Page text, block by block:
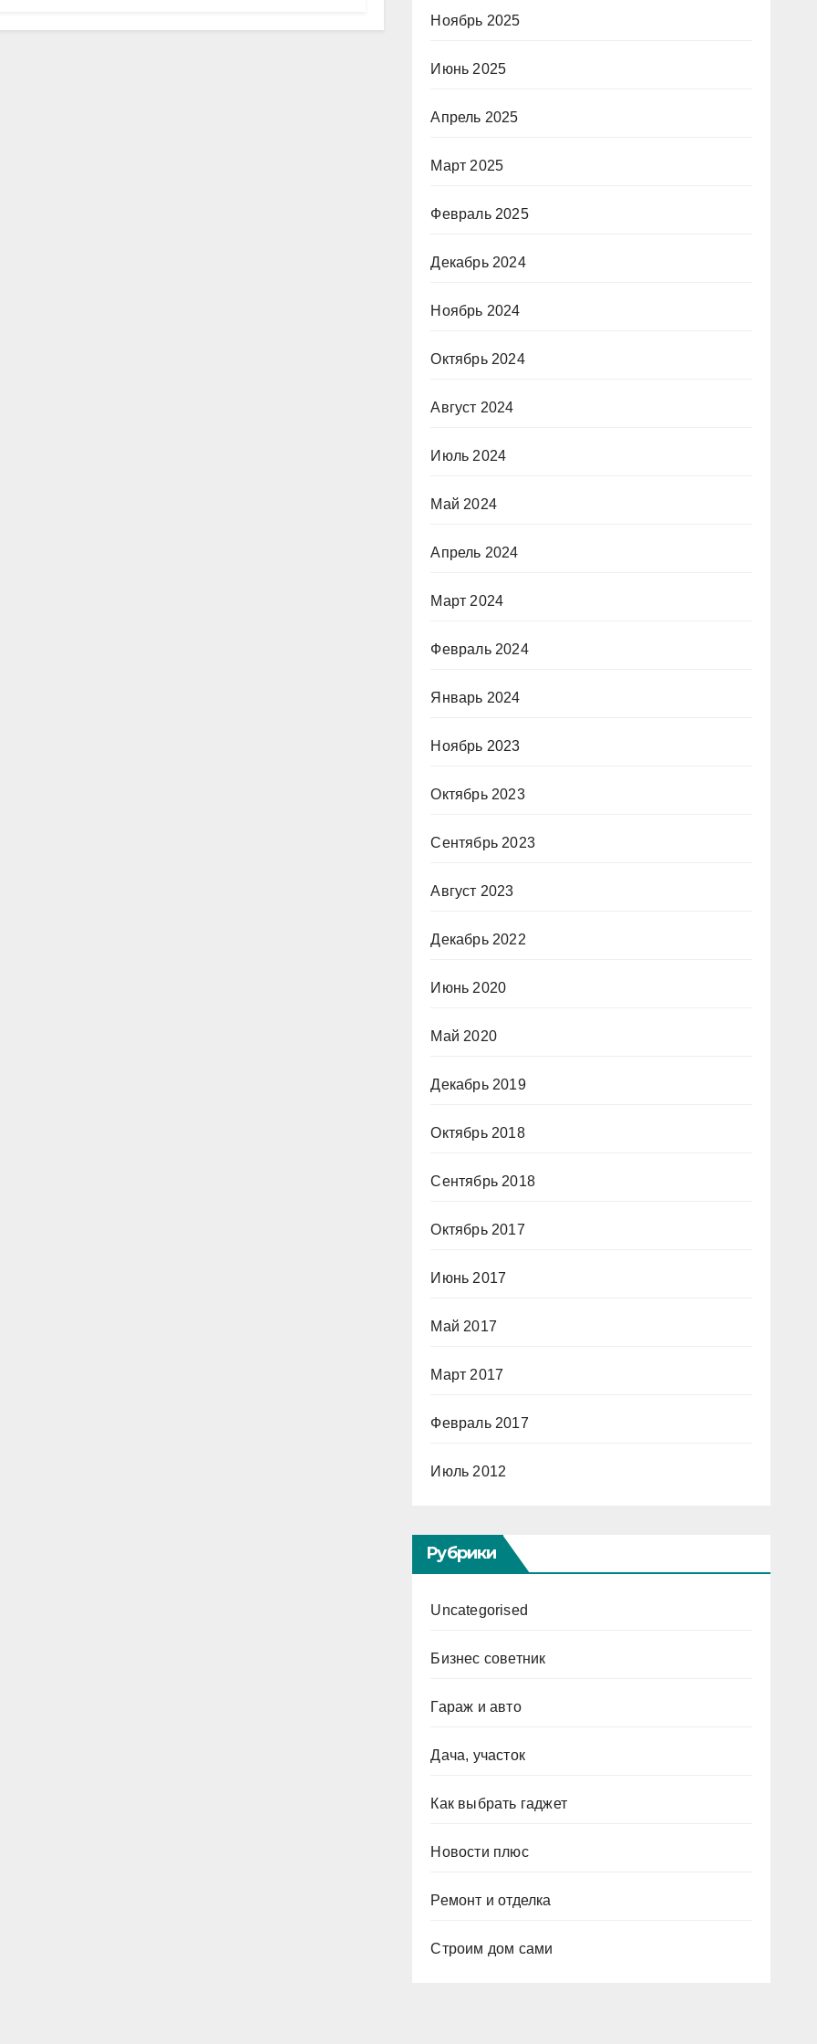
Ноябрь 2025
Июнь 2025
Апрель 2025
Март 2025
Февраль 2025
Декабрь 2024
Ноябрь 2024
Октябрь 2024
Август 2024
Июль 2024
Май 2024
Апрель 2024
Март 2024
Февраль 2024
Январь 2024
Ноябрь 2023
Октябрь 2023
Сентябрь 2023
Август 2023
Декабрь 2022
Июнь 2020
Май 2020
Декабрь 2019
Октябрь 2018
Сентябрь 2018
Октябрь 2017
Июнь 2017
Май 2017
Март 2017
Февраль 2017
Июль 2012
Рубрики
Uncategorised
Бизнес советник
Гараж и авто
Дача, участок
Как выбрать гаджет
Новости плюс
Ремонт и отделка
Строим дом сами